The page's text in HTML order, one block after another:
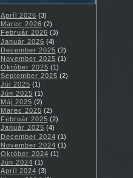
Apríl 2026 (3)
Marec 2026 (2)
Február 2026 (3)
Január 2026 (4)
December 2025 (2)
November 2025 (1)
Október 2025 (1)
September 2025 (2)
Júl 2025 (1)
Jún 2025 (1)
Máj 2025 (2)
Marec 2025 (2)
Február 2025 (2)
Január 2025 (4)
December 2024 (1)
November 2024 (1)
Október 2024 (1)
Jún 2024 (1)
Apríl 2024 (3)